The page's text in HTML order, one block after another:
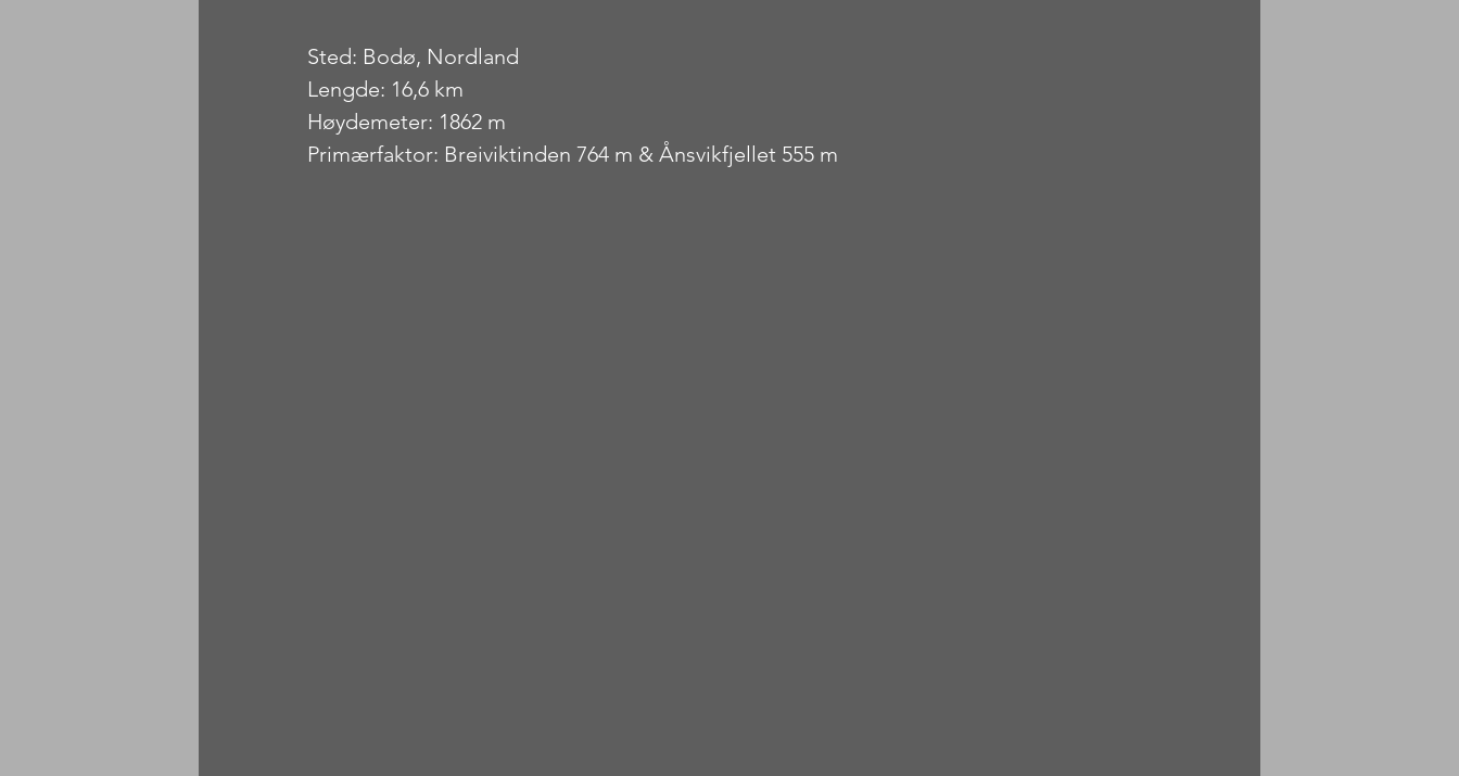
Sted: Bodø, Nordland
Lengde: 16,6 km
Høydemeter: 1862 m
Primærfaktor: Breiviktinden 764 m & Ånsvikfjellet 555 m